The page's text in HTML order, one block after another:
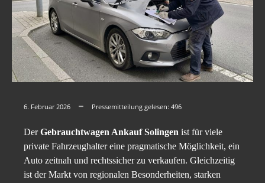
6. Februar 2026 Pressemitteilung gelesen: 496
DerGebrauchtwagen Ankauf Solingen ist für viele
private Fahrzeughalter eine pragmatische Möglichkeit, ein
Auto zeitnah und rechtssicher zu verkaufen. Gleichzeitig
ist der Markt von regionalen Besonderheiten, starken